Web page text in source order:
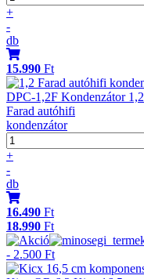
+
-
db
15.990 Ft
DPC-1,2F Kondenzátor 1,2
Farad autóhifi
kondenzátor
+
-
db
16.490 Ft
18.990 Ft
- 2.500 Ft